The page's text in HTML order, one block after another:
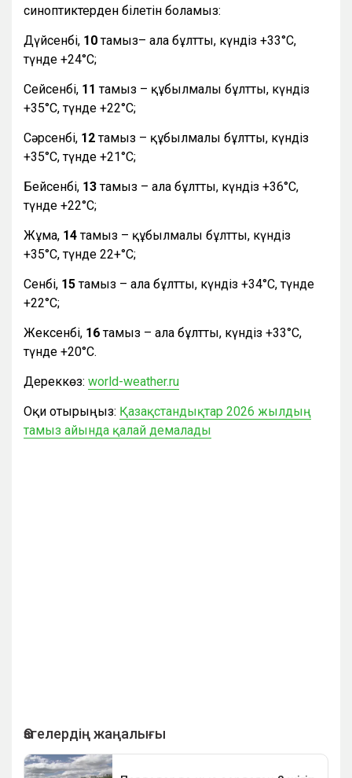
синоптиктерден білетін боламыз:
Дүйсенбі, 10тамыз– ала бұлтты, күндіз +33°С,
түнде +24°С;
Сейсенбі, 11тамыз – құбылмалы бұлтты, күндіз
+35°С, түнде +22°С;
Сәрсенбі, 12тамыз – құбылмалы бұлтты, күндіз
+35°С, түнде +21°С;
Бейсенбі, 13тамыз – ала бұлтты, күндіз +36°С,
түнде +22°С;
Жұма, 14тамыз – құбылмалы бұлтты, күндіз
+35°С, түнде 22+°С;
Сенбі, 15тамыз – ала бұлтты, күндіз +34°С, түнде
+22°С;
Жексенбі, 16тамыз – ала бұлтты, күндіз +33°С,
түнде +20°С.
Дереккөз: world-weather.ru
Оқи отырыңыз: Қазақстандықтар 2026 жылдың
тамыз айында қалай демалады